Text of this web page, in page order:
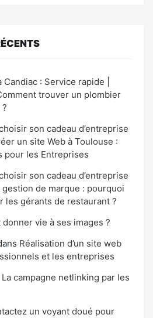
: Service rapide |
trouver un plombier
son cadeau d’entreprise
un site Web à Toulouse :
pour les Entreprises
son cadeau d’entreprise
gestion de marque : pourquoi
les gérants de restaurant ?
donner vie à ses images ?
Réalisation d’un site web
et les entreprises
La campagne netlinking par les
un voyant doué pour